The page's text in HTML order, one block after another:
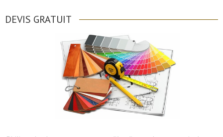
DEVIS GRATUIT